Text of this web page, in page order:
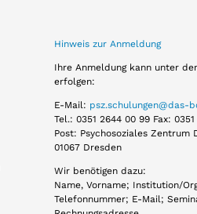
Hinweis zur Anmeldung
Ihre Anmeldung kann unter
erfolgen:
E-Mail: psz.schulungen@das-
Tel.: 0351 2644 00 99 Fax: 0351
Post: Psychosoziales Zentrum
01067 Dresden
Wir benötigen dazu:
Name, Vorname; Institution/
Telefonnummer; E-Mail;